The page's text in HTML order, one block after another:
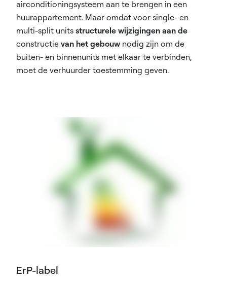
airconditioningsysteem aan te brengen in een
huurappartement. Maar omdat voor single- en
multi-split units structurele wijzigingen aan de
constructie van het gebouw nodig zijn om de
buiten- en binnenunits met elkaar te verbinden,
moet de verhuurder toestemming geven.
ErP-label